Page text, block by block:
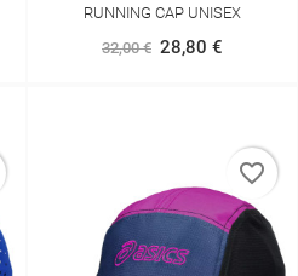
RUNNING CAP UNISEX
32,00 € 28,80 €
favorite_border